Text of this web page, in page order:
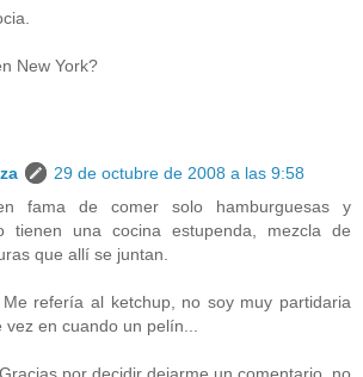
New York?
29 de octubre de 2008 a las 9:58
fama de comer solo hamburguesas y
tienen una cocina estupenda, mezcla de
que allí se juntan.
Me refería al ketchup, no soy muy partidaria
vez en cuando un pelín...